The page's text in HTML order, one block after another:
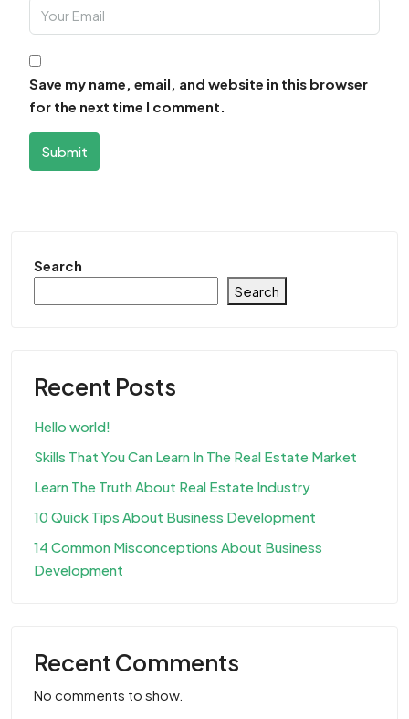
Save my name, email, and website in this browser
for the next time I comment.
Submit
Search
Search
Recent Posts
Hello world!
Skills That You Can Learn In The Real Estate Market
Learn The Truth About Real Estate Industry
10 Quick Tips About Business Development
14 Common Misconceptions About Business
Development
Recent Comments
No comments to show.